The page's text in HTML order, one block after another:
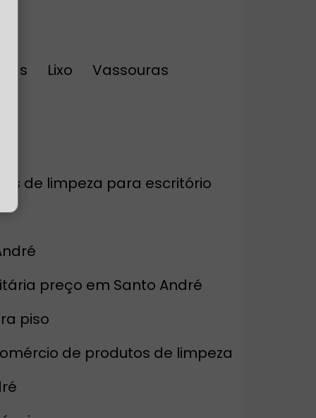
Lixo
Vassouras
de limpeza para escritório
preço em Santo André
piso
Comércio de produtos de limpeza